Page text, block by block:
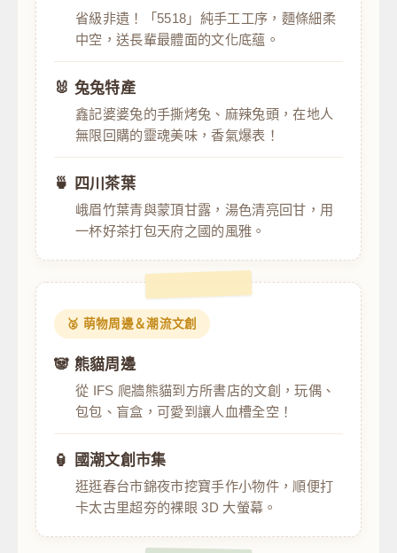
省級非遺！「5518」純手工工序，麵條細柔
中空，送長輩最體面的文化底蘊。
🐰 兔兔特產
鑫記婆婆兔的手撕烤兔、麻辣兔頭，在地人
無限回購的靈魂美味，香氣爆表！
🍵 四川茶葉
峨眉竹葉青與蒙頂甘露，湯色清亮回甘，用
一杯好茶打包天府之國的風雅。
🥈 萌物周邊＆潮流文創
🐼 熊貓周邊
從 IFS 爬牆熊貓到方所書店的文創，玩偶、
包包、盲盒，可愛到讓人血槽全空！
🏮 國潮文創市集
逛逛春台市錦夜市挖寶手作小物件，順便打
卡太古里超夯的裸眼 3D 大螢幕。